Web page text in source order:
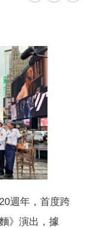
週年，首度跨
》演出，據